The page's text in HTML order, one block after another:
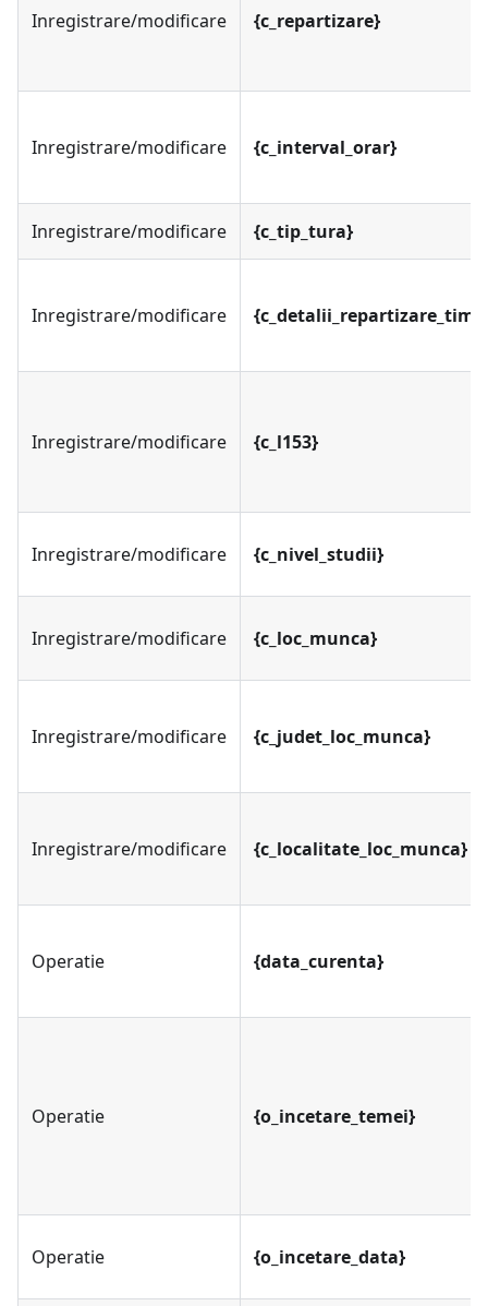
Inregistrare/modificare {c_repartizare}
Inregistrare/modificare {c_interval_orar}
Inregistrare/modificare {c_tip_tura}
Inregistrare/modificare
Inregistrare/modificare {c_l153}
Inregistrare/modificare {c_nivel_studii}
Inregistrare/modificare {c_loc_munca}
Inregistrare/modificare {c_judet_loc_munca}
Inregistrare/modificare {c_localitate_loc_munca}
Operatie {data_curenta}
Operatie {o_incetare_temei}
Operatie {o_incetare_data}